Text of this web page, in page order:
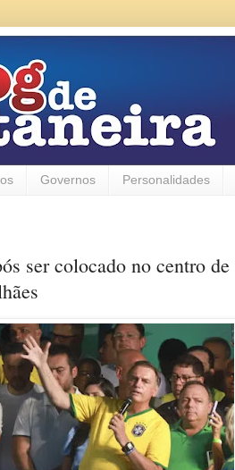
Governos Personalidades
ser colocado no centro de